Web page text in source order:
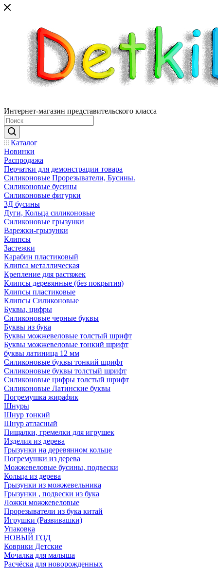
Интернет-магазин представительского класса
Каталог
Новинки
Распродажа
Перчатки для демонстрации товара
Силиконовые Прорезыватели, Бусины.
Силиконовые бусины
Силиконовые фигурки
3Д бусины
Дуги, Кольца силиконовые
Силиконовые грызунки
Варежки-грызунки
Клипсы
Застежки
Карабин пластиковый
Клипса металлическая
Крепление для растяжек
Клипсы деревянные (без покрытия)
Клипсы пластиковые
Клипсы Силиконовые
Буквы, цифры
Силиконовые черные буквы
Буквы из бука
Буквы можжевеловые толстый шрифт
Буквы можжевеловые тонкий шрифт
буквы латиница 12 мм
Силиконовые буквы тонкий шрифт
Силиконовые буквы толстый шрифт
Силиконовые цифры толстый шрифт
Силиконовые Латинские буквы
Погремушка жирафик
Шнуры
Шнур тонкий
Шнур атласный
Пищалки, гремелки для игрушек
Изделия из дерева
Грызунки на деревянном кольце
Погремушки из дерева
Можжевеловые бусины, подвески
Кольца из дерева
Грызунки из можжевельника
Грызунки , подвески из бука
Ложки можжевеловые
Прорезыватели из бука китай
Игрушки (Развивашки)
Упаковка
НОВЫЙ ГОД
Коврики Детские
Мочалка для малыша
Расчёска для новорожденных